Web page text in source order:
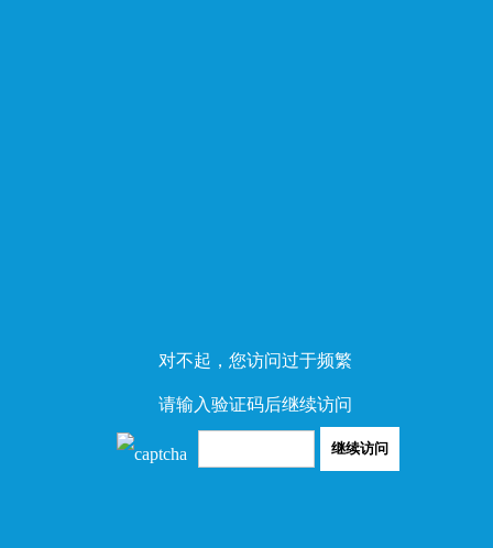
对不起，您访问过于频繁
请输入验证码后继续访问
继续访问